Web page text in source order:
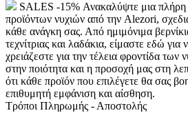
SALES -15% Ανακαλύψτε μια πλήρη
προϊόντων νυχιών από την Alezori,
κάθε ανάγκη σας. Από ημιμόνιμα
τεχνίτριας και λαδάκια, είμαστε εδώ
χρειάζεστε για την τέλεια φροντίδα
στην ποιότητα και η προσοχή μας στη
ότι κάθε προϊόν που επιλέγετε θα σας
επιθυμητή εμφάνιση και αίσθηση.
Τρόποι Πληρωμής - Αποστολής